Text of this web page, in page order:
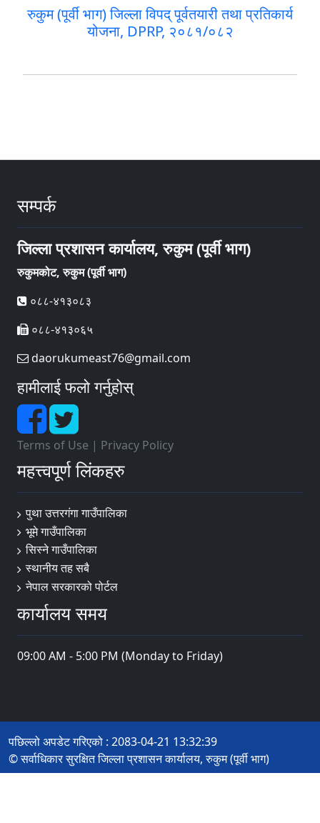
रुकुम (पूर्वी भाग) जिल्ला विपद् पूर्वतयारी तथा प्रतिकार्य
योजना, DPRP, २०८१/०८२
सम्पर्क
जिल्ला प्रशासन कार्यालय, रुकुम (पूर्वी भाग)
रुकुमकोट, रुकुम (पूर्वी भाग)
०८८-४१३०८३
०८८-४१३०६५
daorukumeast76@gmail.com
हामीलाई फलो गर्नुहोस्
Terms of Use | Privacy Policy
महत्त्वपूर्ण लिंकहरु
पुथा उत्तरगंगा गाउँपालिका
भूमे गाउँपालिका
सिस्ने गाउँपालिका
स्थानीय तह सबै
नेपाल सरकारको पोर्टल
कार्यालय समय
09:00 AM - 5:00 PM (Monday to Friday)
पछिल्लो अपडेट गरिएको : 2083-04-21 13:32:39
© सर्वाधिकार सुरक्षित जिल्ला प्रशासन कार्यालय, रुकुम (पूर्वी भाग)